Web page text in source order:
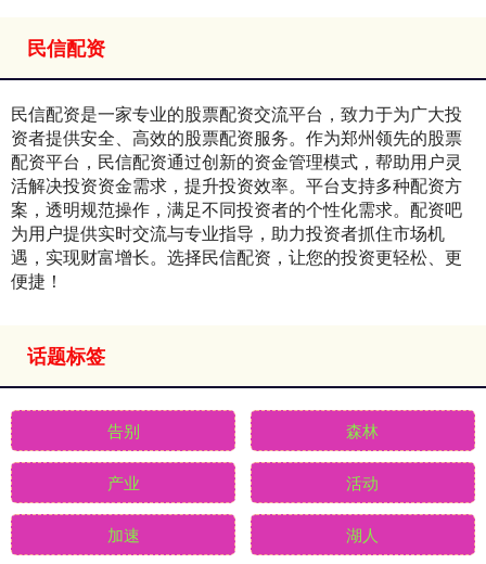
民信配资
民信配资是一家专业的股票配资交流平台，致力于为广大投
资者提供安全、高效的股票配资服务。作为郑州领先的股票
配资平台，民信配资通过创新的资金管理模式，帮助用户灵
活解决投资资金需求，提升投资效率。平台支持多种配资方
案，透明规范操作，满足不同投资者的个性化需求。配资吧
为用户提供实时交流与专业指导，助力投资者抓住市场机
遇，实现财富增长。选择民信配资，让您的投资更轻松、更
便捷！
话题标签
告别 森林
产业 活动
加速 湖人